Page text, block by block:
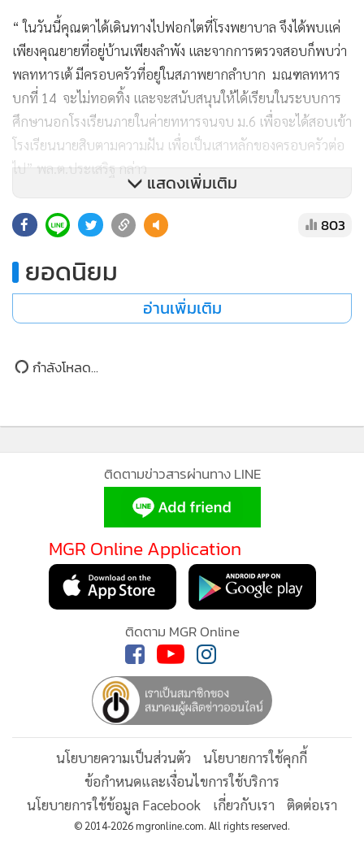
รับฝึก ส่วนสาเหตุที่ไม่มีใครมาเยี่ยมเพราะตาและยายป่วยหนัก
เมื่อครูฝึกรับทราบจึงรายงานไปยังผู้บังคับบัญชา และตนเองไม่
เคยคิดว่า ผู้บังคับบัญชา จะเดินทางมาเยี่ยมตนด้วยตนเอง
และยังเผยทั้งน้ำตาอีกว่า รู้สึกปราบปลื้มใจที่ผู้ใหญ่ให้ความ
เมตตา ทำให้ตนเองมีความปรารถนาที่จะสอบเข้าเรียนต่อเป็น
นายสิบ ซึ่งนอกจากจะได้ช่วยเหลือครอบครัวแล้ว ยังเป็นการ
ตอบแทนความเมตตาที่ได้รับจากทางกองทัพ และผู้บังคับบัญชา
อีกด้วย
ด้าน พล.ต.ประเสริฐ เผยว่าหลังได้รับรายงานจากครูฝึกว่า พล
ทหารที่อยู่ใต้บังคับบัญชามีฐานะยากจนและอาศัย อยู่กับตายาย
ซึ่งป่วยหนัก จึงได้นำเครื่องอุปโภคบริโภค ข้าวสารอาหารแห้ง
และสิ่งของใช้จำเป็นรวมทั้งถุงยังชีพ และเงินช่วยเหลือครอบครัว
จำนวน 3,000 บาท มามอบให้ รวมทั้งยังถือโอกาสเข้าเยี่ยมคุณ
“ ในวันนี้คุณตาได้เดินทางไปฟอกไตที่โรงพยาบาล จึงได้พบแค่
เพียงคุณยายที่อยู่บ้านเพียงลำพัง และจากการตรวจสอบก็พบว่า
พลทหารเต้ มีครอบครัวที่อยู่ในสภาพยากลำบาก มณฑลทหาร
บกที่ 14 จะไม่ทอดทิ้ง และจะสนับสนุนให้ได้เรียนในระบบการ
ศึกษานอกโรงเรียนภายในค่ายทหารจนจบ ม.6 เพื่อจะได้สอบเข้า
โรงเรียนนายสิบตามความฝัน เพื่อเป็นเสาหลักของครอบครัวต่อ
ไป” พล.ต.ประเสริฐ กล่าว
แสดงเพิ่มเติม
803
ยอดนิยม
อ่านเพิ่มเติม
กำลังโหลด...
MGR Online ใช้คุกกี้ (Cookies)
MGR Online ใช้คุกกี้ เพื่อจัดการข้อมูลส่วนบุคคลเพื่อนำเสนอ
ประสบการณ์คอนเทนต์ที่ดีที่สุดให้กับผู้อ่านบนเว็บไซต์ และ
เงื่อนไขการใช้งานเว็บไซต์
รับทราบ